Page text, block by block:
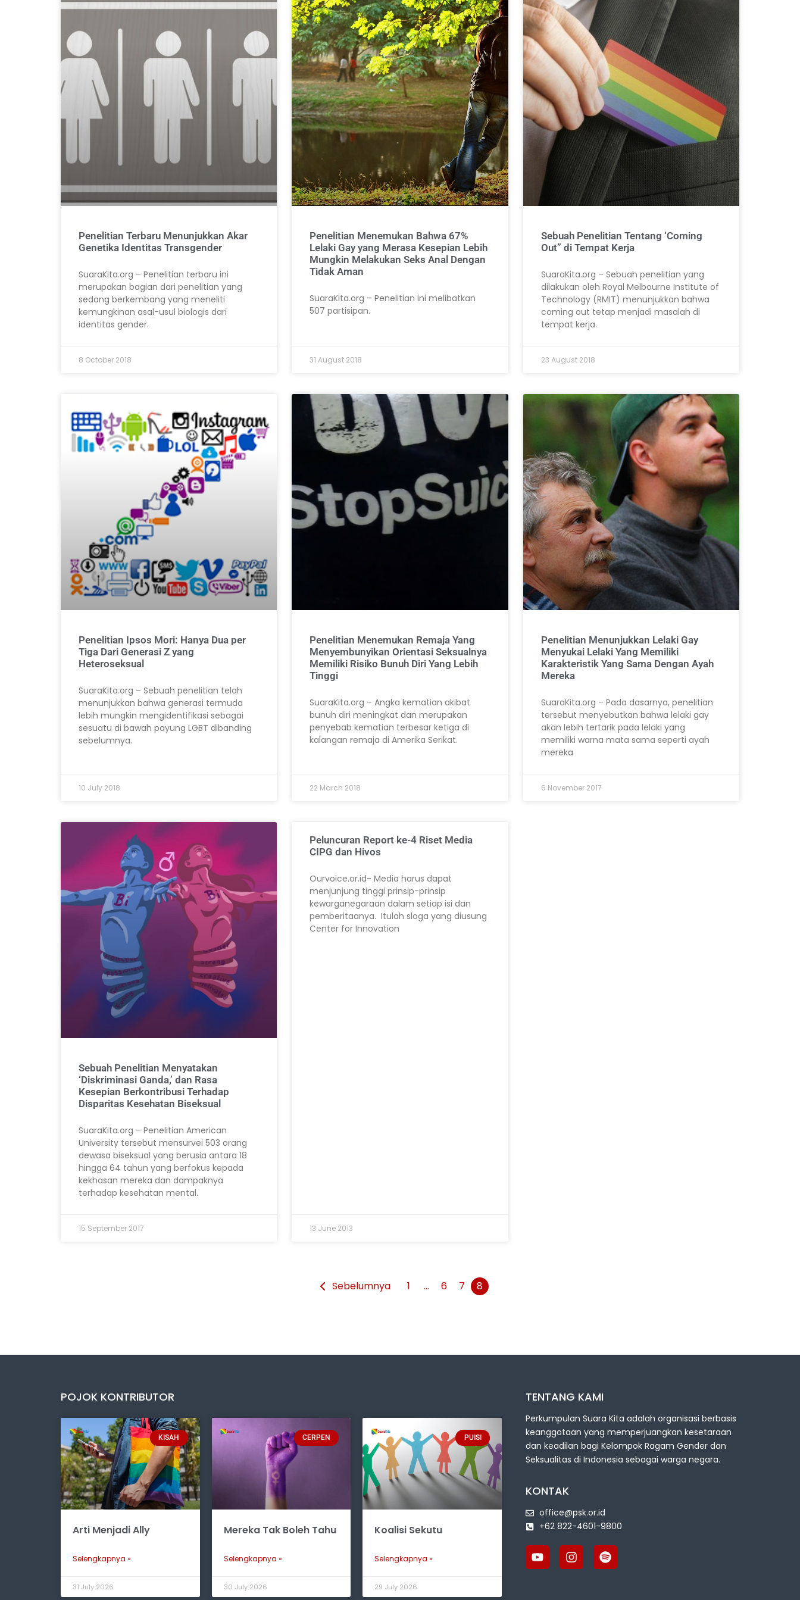
Penelitian Terbaru Menunjukkan Akar
Genetika Identitas Transgender
SuaraKita.org – Penelitian terbaru ini
merupakan bagian dari penelitian yang
sedang berkembang yang meneliti
kemungkinan asal-usul biologis dari
identitas gender.
8 October 2018
Penelitian Menemukan Bahwa 67%
Lelaki Gay yang Merasa Kesepian Lebih
Mungkin Melakukan Seks Anal Dengan
Tidak Aman
SuaraKita.org – Penelitian ini melibatkan
507 partisipan.
31 August 2018
Sebuah Penelitian Tentang ‘Coming
Out” di Tempat Kerja
SuaraKita.org – Sebuah penelitian yang
dilakukan oleh Royal Melbourne Institute of
Technology (RMIT) menunjukkan bahwa
coming out tetap menjadi masalah di
tempat kerja.
23 August 2018
Penelitian Ipsos Mori: Hanya Dua per
Tiga Dari Generasi Z yang
Heteroseksual
SuaraKita.org – Sebuah penelitian telah
menunjukkan bahwa generasi termuda
lebih mungkin mengidentifikasi sebagai
sesuatu di bawah payung LGBT dibanding
sebelumnya.
10 July 2018
Penelitian Menemukan Remaja Yang
Menyembunyikan Orientasi Seksualnya
Memiliki Risiko Bunuh Diri Yang Lebih
Tinggi
SuaraKita.org – Angka kematian akibat
bunuh diri meningkat dan merupakan
penyebab kematian terbesar ketiga di
kalangan remaja di Amerika Serikat.
22 March 2018
Penelitian Menunjukkan Lelaki Gay
Menyukai Lelaki Yang Memiliki
Karakteristik Yang Sama Dengan Ayah
Mereka
SuaraKita.org – Pada dasarnya, penelitian
tersebut menyebutkan bahwa lelaki gay
akan lebih tertarik pada lelaki yang
memiliki warna mata sama seperti ayah
mereka
6 November 2017
Sebuah Penelitian Menyatakan
‘Diskriminasi Ganda,’ dan Rasa
Kesepian Berkontribusi Terhadap
Disparitas Kesehatan Biseksual
SuaraKita.org – Penelitian American
University tersebut mensurvei 503 orang
dewasa biseksual yang berusia antara 18
hingga 64 tahun yang berfokus kepada
kekhasan mereka dan dampaknya
terhadap kesehatan mental.
15 September 2017
Peluncuran Report ke-4 Riset Media
CIPG dan Hivos
Ourvoice.or.id- Media harus dapat
menjunjung tinggi prinsip-prinsip
kewarganegaraan dalam setiap isi dan
pemberitaanya. Itulah sloga yang diusung
Center for Innovation
13 June 2013
Sebelumnya 1 … 6 7 8
POJOK KONTRIBUTOR
KISAH
Arti Menjadi Ally
Selengkapnya »
31 July 2026
CERPEN
Mereka Tak Boleh Tahu
Selengkapnya »
30 July 2026
PUISI
Koalisi Sekutu
Selengkapnya »
29 July 2026
TENTANG KAMI
Perkumpulan Suara Kita adalah organisasi berbasis
keanggotaan yang memperjuangkan kesetaraan
dan keadilan bagi Kelompok Ragam Gender dan
Seksualitas di Indonesia sebagai warga negara.
KONTAK
office@psk.or.id
+62 822-4601-9800